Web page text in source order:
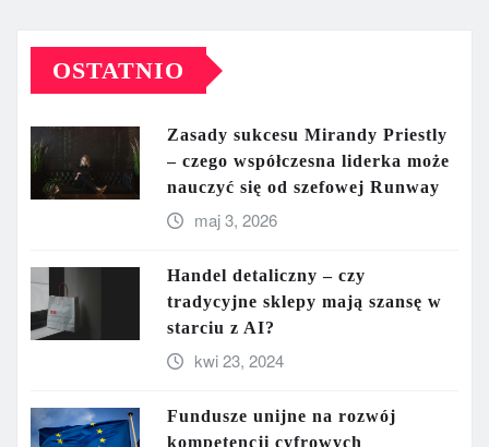
OSTATNIO
Zasady sukcesu Mirandy Priestly
– czego współczesna liderka może
nauczyć się od szefowej Runway
maj 3, 2026
Handel detaliczny – czy
tradycyjne sklepy mają szansę w
starciu z AI?
kwi 23, 2024
Fundusze unijne na rozwój
kompetencji cyfrowych